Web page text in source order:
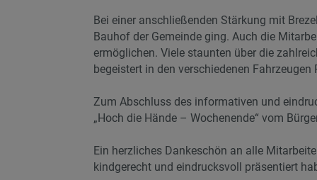
Bei einer anschließenden Stärkung mit
Bauhof der Gemeinde ging. Auch die
ermöglichen. Viele staunten über die
begeistert in den verschiedenen Fahrzeugen
Zum Abschluss des informativen und
„Hoch die Hände – Wochenende“ vom
Ein herzliches Dankeschön an alle
kindgerecht und eindrucksvoll präsentiert